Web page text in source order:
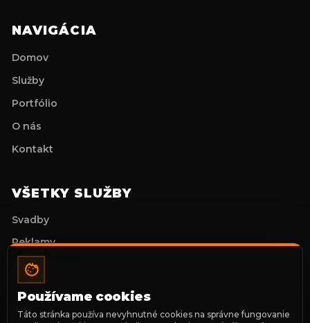
NAVIGÁCIA
Domov
Služby
Portfólio
O nás
Kontakt
VŠETKY SLUŽBY
Svadby
Reklamy
Stužkové slávnosti
Prvé sväté prijímanie
Portréty
Používame cookies
Táto stránka používa nevyhnutné cookies na správne fungovanie